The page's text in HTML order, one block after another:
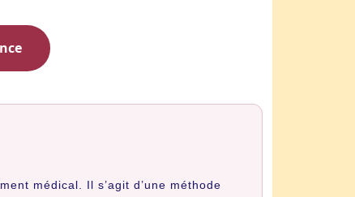
médical. Il s’agit d’une méthode